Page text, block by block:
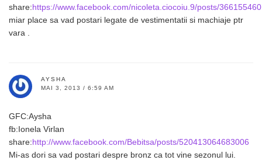
share:https://www.facebook.com/nicoleta.ciocoiu.9/posts/
miar place sa vad postari legate de vestimentatii si machiaje ptr
vara .
AYSHA
MAI 3, 2013 / 6:59 AM
GFC:Aysha
fb:Ionela Virlan
share:http://www.facebook.com/Bebitsa/posts/520413064683006
Mi-as dori sa vad postari despre bronz ca tot vine sezonul lui.